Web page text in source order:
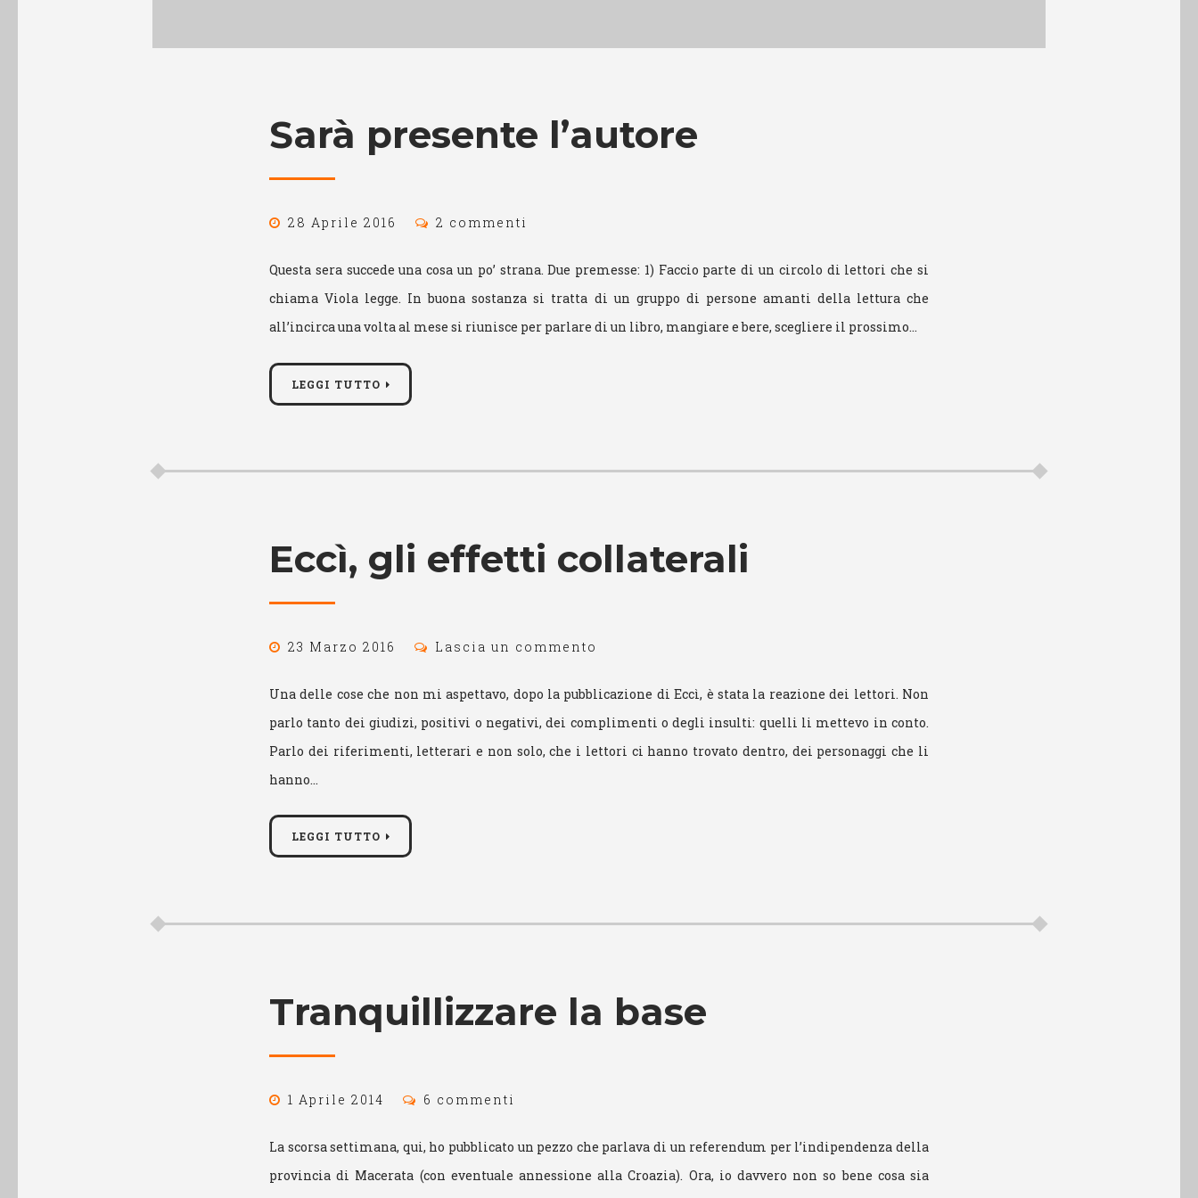
Sarà presente l’autore
28 Aprile 2016 2 commenti
Questa sera succede una cosa un po’ strana. Due premesse: 1) Faccio parte di un circolo di lettori che si
chiama Viola legge. In buona sostanza si tratta di un gruppo di persone amanti della lettura che
all’incirca una volta al mese si riunisce per parlare di un libro, mangiare e bere, scegliere il prossimo…
LEGGI TUTTO
Eccì, gli effetti collaterali
23 Marzo 2016 Lascia un commento
Una delle cose che non mi aspettavo, dopo la pubblicazione di Eccì, è stata la reazione dei lettori. Non
parlo tanto dei giudizi, positivi o negativi, dei complimenti o degli insulti: quelli li mettevo in conto.
Parlo dei riferimenti, letterari e non solo, che i lettori ci hanno trovato dentro, dei personaggi che li
hanno…
LEGGI TUTTO
Tranquillizzare la base
1 Aprile 2014 6 commenti
La scorsa settimana, qui, ho pubblicato un pezzo che parlava di un referendum per l’indipendenza della
provincia di Macerata (con eventuale annessione alla Croazia). Ora, io davvero non so bene cosa sia